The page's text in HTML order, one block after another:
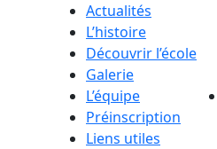
Actualités
L’histoire
Découvrir l’école
Galerie
L’équipe
Préinscription
Liens utiles